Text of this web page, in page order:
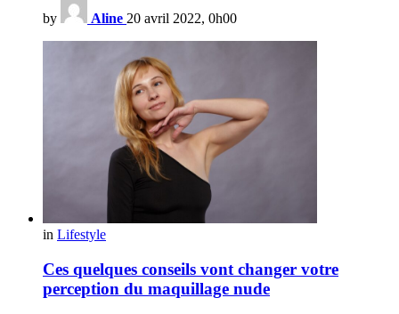
by Aline 20 avril 2022, 0h00
in Lifestyle
Ces quelques conseils vont changer votre
perception du maquillage nude